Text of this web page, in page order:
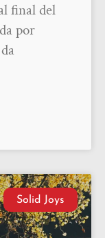
final del
por
Solid Joys